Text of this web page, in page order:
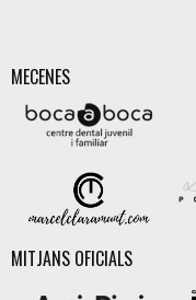
MECENES
MITJANS OFICIALS